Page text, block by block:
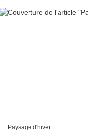
Paysage d'hiver